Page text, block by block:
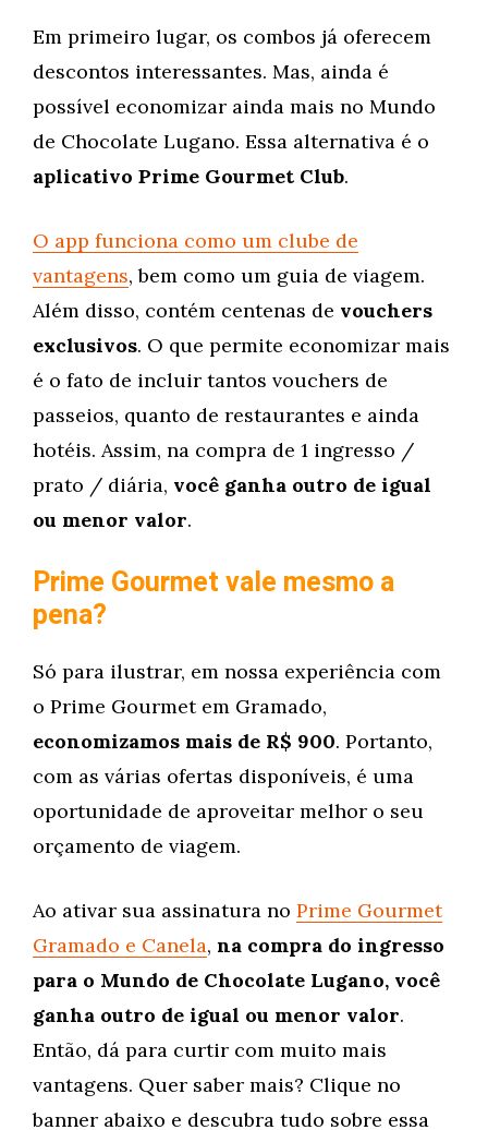
Em primeiro lugar, os combos já oferecem
descontos interessantes. Mas, ainda é
possível economizar ainda mais no Mundo
de Chocolate Lugano. Essa alternativa é o
aplicativo Prime Gourmet Club.
O app funciona como um clube de
vantagens, bem como um guia de viagem.
Além disso, contém centenas de vouchers
exclusivos. O que permite economizar mais
é o fato de incluir tantos vouchers de
passeios, quanto de restaurantes e ainda
hotéis. Assim, na compra de 1 ingresso /
prato / diária, você ganha outro de igual
ou menor valor.
Prime Gourmet vale mesmo a
pena?
Só para ilustrar, em nossa experiência com
o Prime Gourmet em Gramado,
economizamos mais de R$ 900. Portanto,
com as várias ofertas disponíveis, é uma
oportunidade de aproveitar melhor o seu
orçamento de viagem.
Ao ativar sua assinatura no Prime Gourmet
Gramado e Canela, na compra do ingresso
para o Mundo de Chocolate Lugano, você
ganha outro de igual ou menor valor.
Então, dá para curtir com muito mais
vantagens. Quer saber mais? Clique no
banner abaixo e descubra tudo sobre essa